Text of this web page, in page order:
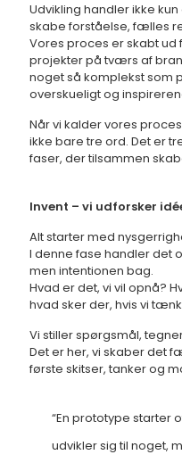
Udvikling handler ikke
skabe forståelse, fælles
Vores proces er skabt
projekter på tværs af
noget så komplekst som
overskueligt og
Når vi kalder vores proces
ikke bare tre ord. Det er
faser, der tilsammen
Invent – vi udforsker
Alt starter med
I denne fase handler det
men intentionen bag.
Hvad er det, vi vil opnå?
hvad sker der, hvis vi
Vi stiller spørgsmål,
Det er her, vi skaber det
første skitser, tanker og
“En prototype starter
udvikler sig til noget,